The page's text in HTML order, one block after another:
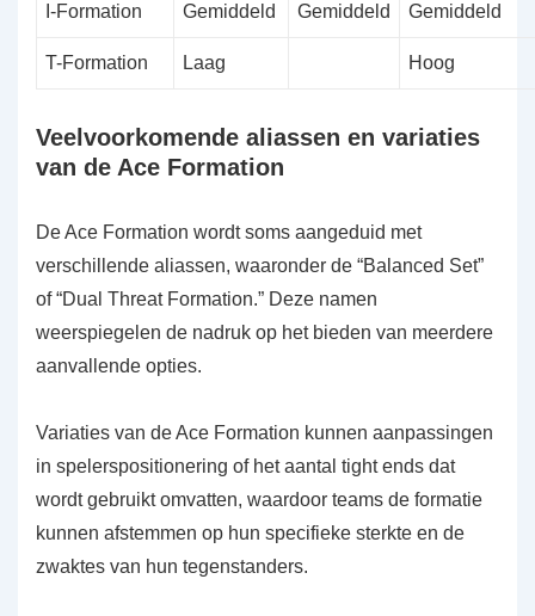
I-Formation Gemiddeld Gemiddeld Gemiddeld
T-Formation Laag Hoog
Veelvoorkomende aliassen en variaties
van de Ace Formation
De Ace Formation wordt soms aangeduid met
verschillende aliassen, waaronder de “Balanced Set”
of “Dual Threat Formation.” Deze namen
weerspiegelen de nadruk op het bieden van meerdere
aanvallende opties.
Variaties van de Ace Formation kunnen aanpassingen
in spelerspositionering of het aantal tight ends dat
wordt gebruikt omvatten, waardoor teams de formatie
kunnen afstemmen op hun specifieke sterkte en de
zwaktes van hun tegenstanders.